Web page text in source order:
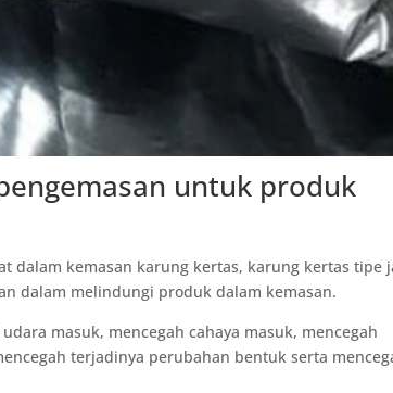
untuk produk
dalam kemasan karung kertas, karung kertas tipe
dalam melindungi produk dalam kemasan.
masuk, mencegah cahaya masuk, mencegah
terjadinya perubahan bentuk serta